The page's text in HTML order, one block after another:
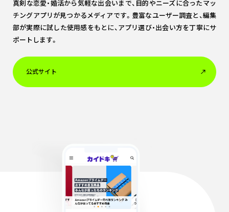
真剣な恋愛・婚活から気軽な出会いまで、目的やニーズに合ったマッ
チングアプリが見つかるメディアです。豊富なユーザー調査と、編集
部が実際に試した使用感をもとに、アプリ選び・出会い方を丁寧にサ
ポートします。
公式サイト